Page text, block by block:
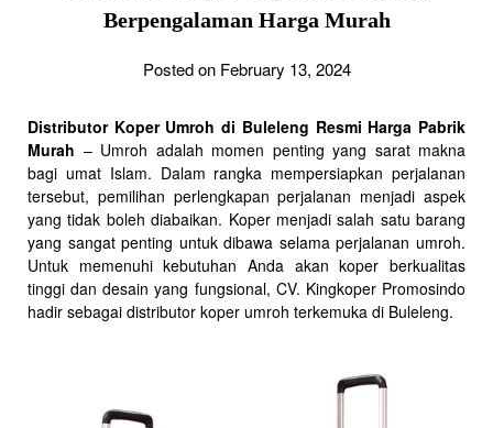
Berpengalaman Harga Murah
Posted on February 13, 2024
Distributor Koper Umroh di Buleleng Resmi Harga Pabrik
Murah – Umroh adalah momen penting yang sarat makna
bagi umat Islam. Dalam rangka mempersiapkan perjalanan
tersebut, pemilihan perlengkapan perjalanan menjadi aspek
yang tidak boleh diabaikan. Koper menjadi salah satu barang
yang sangat penting untuk dibawa selama perjalanan umroh.
Untuk memenuhi kebutuhan Anda akan koper berkualitas
tinggi dan desain yang fungsional, CV. Kingkoper Promosindo
hadir sebagai distributor koper umroh terkemuka di Buleleng.